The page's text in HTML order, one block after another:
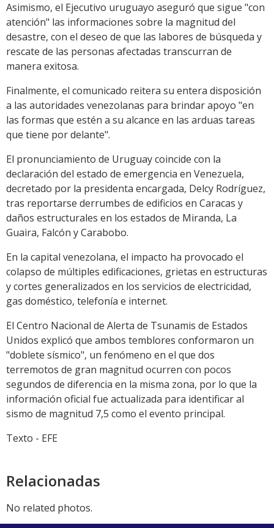
Asimismo, el Ejecutivo uruguayo aseguró que sigue "con
atención" las informaciones sobre la magnitud del
desastre, con el deseo de que las labores de búsqueda y
rescate de las personas afectadas transcurran de
manera exitosa.
Finalmente, el comunicado reitera su entera disposición
a las autoridades venezolanas para brindar apoyo "en
las formas que estén a su alcance en las arduas tareas
que tiene por delante".
El pronunciamiento de Uruguay coincide con la
declaración del estado de emergencia en Venezuela,
decretado por la presidenta encargada, Delcy Rodríguez,
tras reportarse derrumbes de edificios en Caracas y
daños estructurales en los estados de Miranda, La
Guaira, Falcón y Carabobo.
En la capital venezolana, el impacto ha provocado el
colapso de múltiples edificaciones, grietas en estructuras
y cortes generalizados en los servicios de electricidad,
gas doméstico, telefonía e internet.
El Centro Nacional de Alerta de Tsunamis de Estados
Unidos explicó que ambos temblores conformaron un
"doblete sísmico", un fenómeno en el que dos
terremotos de gran magnitud ocurren con pocos
segundos de diferencia en la misma zona, por lo que la
información oficial fue actualizada para identificar al
sismo de magnitud 7,5 como el evento principal.
Texto - EFE
Relacionadas
No related photos.